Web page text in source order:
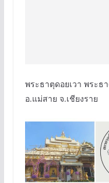
พระธาตุดอยเวา พระธ
อ.แม่สาย จ.เชียงราย